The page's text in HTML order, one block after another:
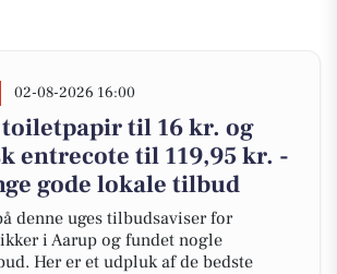
02-08-2026 16:00
toiletpapir til 16 kr. og
entrecote til 119,95 kr. -
gode lokale tilbud
denne uges tilbudsaviser for
i Aarup og fundet nogle
Her er et udpluk af de bedste